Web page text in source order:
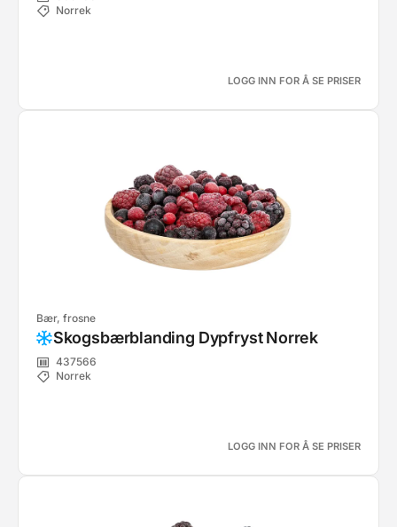
Norrek
LOGG INN FOR Å SE PRISER
Bær, frosne
Skogsbærblanding Dypfryst Norrek
437566
Norrek
LOGG INN FOR Å SE PRISER